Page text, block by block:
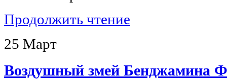
Продолжить чтение
25 Март
Воздушный змей Бенджамина